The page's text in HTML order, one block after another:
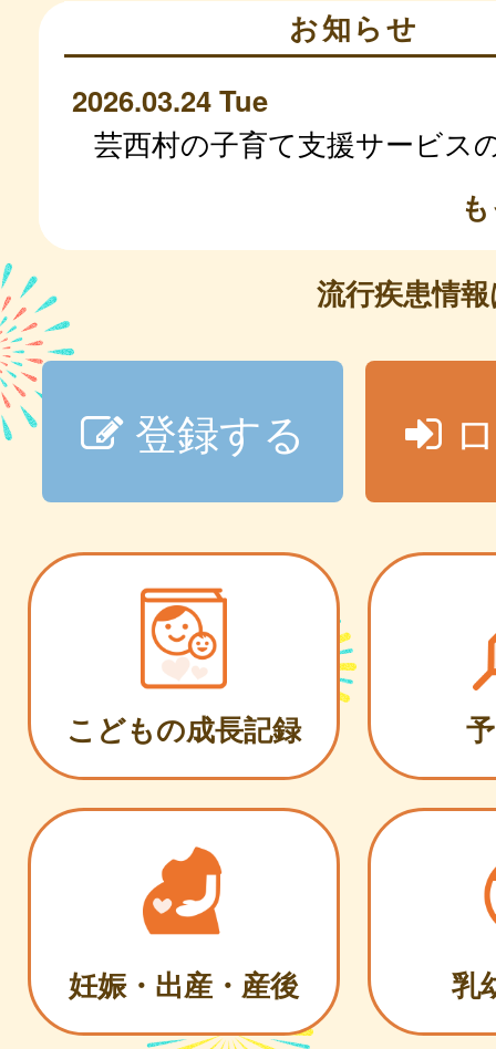
お知らせ
2026.03.24 Tue
芸西村の子育て支援サービス
流行疾患情
登録する
こどもの成長記録
妊娠・出産・産後 乳